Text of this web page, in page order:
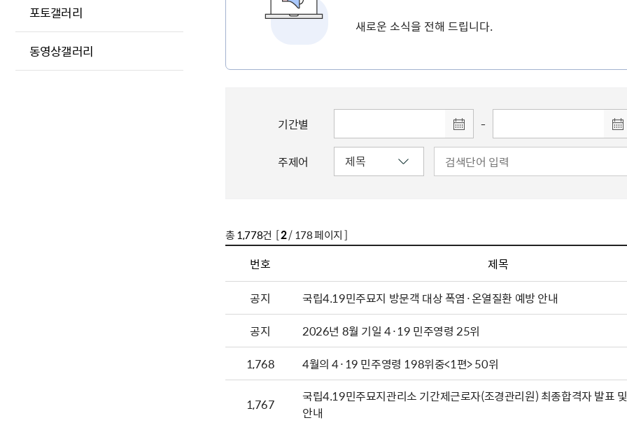
포토갤러리
동영상갤러리
새로운 소식을 전해 드립니다.
기간별 -
주제어
총1,778건 [2/ 178 페이지 ]
번호 제목
공지
국립4.19민주묘지 방문객 대상 폭염·온열질환 예방 안내
공지
2026년 8월 기일 4·19 민주영령 25위
1,768
4월의 4·19 민주영령 198위중<1편> 50위
1,767
국립4.19민주묘지관리소 기간제근로자(조경관리원) 최종합격자 발표
안내